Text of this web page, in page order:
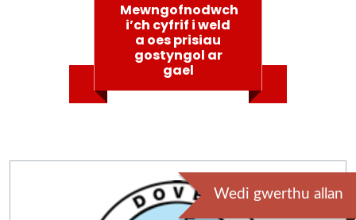
Mewngofnodwch
i’ch cyfrif i weld
a oes prisiau
gostyngol ar
gael
Wedi gwerthu allan